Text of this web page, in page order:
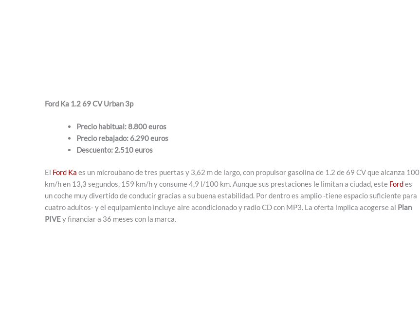
Ford Ka 1.2 69 CV Urban 3p
Precio habitual: 8.800 euros
Precio rebajado: 6.290 euros
Descuento: 2.510 euros
El Ford Ka es un microubano de tres puertas y 3,62 m de largo, con propulsor gasolina de 1.2 de 69 CV que alcanza 100
km/h en 13,3 segundos, 159 km/h y consume 4,9 l/100 km. Aunque sus prestaciones le limitan a ciudad, este Fordes
un coche muy divertido de conducir gracias a su buena estabilidad. Por dentro es amplio -tiene espacio suficiente para
cuatro adultos- y el equipamiento incluye aire acondicionado y radio CD con MP3. La oferta implica acogerse al Plan
PIVEy financiar a 36 meses con la marca.